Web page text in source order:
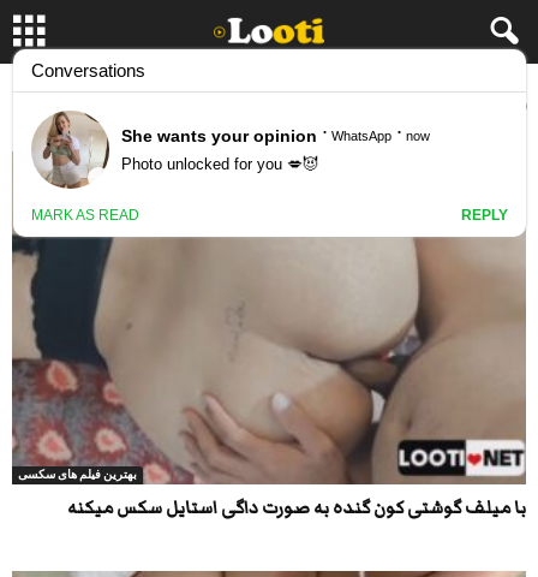
برچسب: سایت فلم های سکسی
بهترین فیلم های سکسی
با میلف گوشتی کون گنده به صورت داگی استایل سکس میکنه